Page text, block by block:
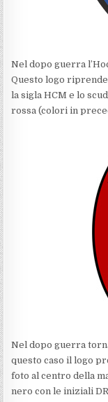
Nel dopo guerra
Questo logo
la sigla HCM e lo
rossa (colori in
Nel dopo guerra
questo caso il logo
foto al centro della
nero con le iniziali